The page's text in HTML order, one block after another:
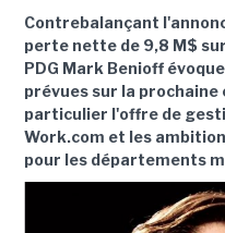
Contrebalançant
perte nette de 9,8 M$
PDG Mark Benioff
prévues sur la
particulier l'offre de
Work.com et les
pour les départements